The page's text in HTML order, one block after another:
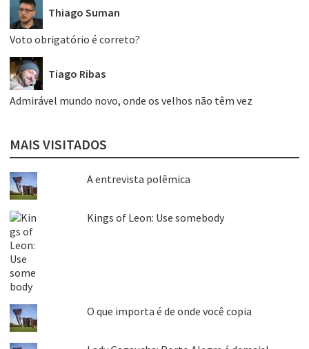
Thiago Suman
Voto obrigatório é correto?
Tiago Ribas
Admirável mundo novo, onde os velhos não têm vez
MAIS VISITADOS
A entrevista polêmica
Kings of Leon: Use somebody
O que importa é de onde você copia